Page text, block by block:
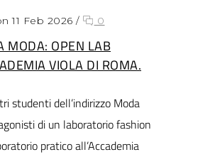
11 Feb 2026 / 0
MODA: OPEN LAB
VIOLA DI ROMA.
studenti dell’indirizzo Moda
di un laboratorio fashion
pratico all’Accademia